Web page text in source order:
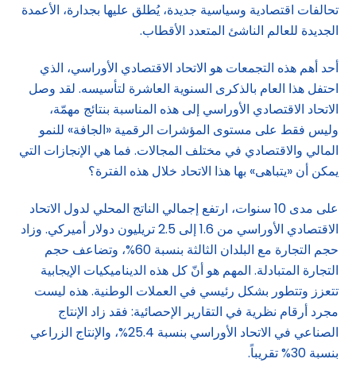
تحالفات اقتصادية وسياسية جديدة، يُطلق عليها بجدارة، الأعمدة
الجديدة للعالم الناشئ المتعدد الأقطاب.
أحد أهم هذه التجمعات هو الاتحاد الاقتصادي الأوراسي، الذي
احتفل هذا العام بالذكرى السنوية العاشرة لتأسيسه. لقد وصل
الاتحاد الاقتصادي الأوراسي إلى هذه المناسبة بنتائج مهمّة،
وليس فقط على مستوى المؤشرات الرقمية «الجافة» للنمو
المالي والاقتصادي في مختلف المجالات. فما هي الإنجازات التي
يمكن أن «يتباهى» بها هذا الاتحاد خلال هذه الفترة؟
على مدى 10 سنوات، ارتفع إجمالي الناتج المحلي لدول الاتحاد
الاقتصادي الأوراسي من 1.6 إلى 2.5 تريليون دولار أميركي. وزاد
حجم التجارة مع البلدان الثالثة بنسبة 60%، وتضاعف حجم
التجارة المتبادلة. المهم هو أنّ كل هذه الديناميكيات الإيجابية
تتعزز وتتطور بشكل رئيسي في العملات الوطنية. هذه ليست
مجرد أرقام نظرية في التقارير الإحصائية: فقد زاد الإنتاج
الصناعي في الاتحاد الأوراسي بنسبة 25.4%، والإنتاج الزراعي
بنسبة 30% تقريباً.